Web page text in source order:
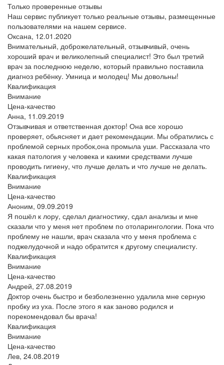
Только проверенные отзывы
Наш сервис публикует только реальные отзывы, размещенные
пользователями на нашем сервисе.
Оксана, 12.01.2020
Внимательный, доброжелательный, отзывчивый, очень
хороший врач и великолепный специалист! Это был третий
врач за последнюю неделю, который правильно поставила
диагноз ребёнку. Умница и молодец! Мы довольны!
Квалификация
Внимание
Цена-качество
Анна, 11.09.2019
Отзывчивая и ответственная доктор! Она все хорошо
проверяет, обьясняет и дает рекомендации. Мы обратились с
проблемой серных пробок,она промыла уши. Рассказала что
какая патология у человека и какими средствами лучше
проводить гигиену, что лучше делать и что лучше не делать.
Квалификация
Внимание
Цена-качество
Аноним, 09.09.2019
Я пошёл к лору, сделал диагностику, сдал анализы и мне
сказали что у меня нет проблем по отоларингологии. Пока что
проблему не нашли, врач сказала что у меня проблема с
поджелудочной и надо обратится к другому специалисту.
Квалификация
Внимание
Цена-качество
Андрей, 27.08.2019
Доктор очень быстро и безболезненно удалила мне серную
пробку из уха. После этого я как заново родился и
порекомендовал бы врача!
Квалификация
Внимание
Цена-качество
Лев, 24.08.2019